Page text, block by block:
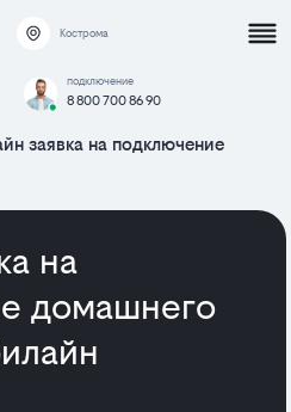
Кострома
подключение
8 800 700 86 90
заявка на подключение
на
домашнего